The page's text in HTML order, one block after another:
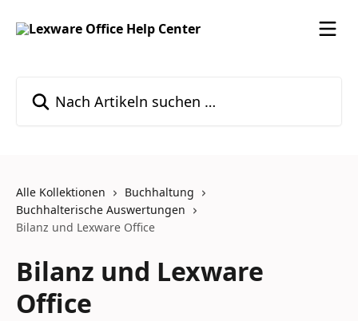
Alle Kollektionen
Buchhaltung
Buchhalterische Auswertungen
Bilanz und Lexware Office
Bilanz und Lexware
Office